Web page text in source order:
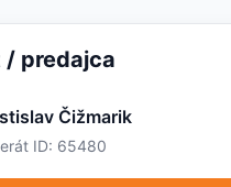
/ predajca
Čižmarik
ID: 65480